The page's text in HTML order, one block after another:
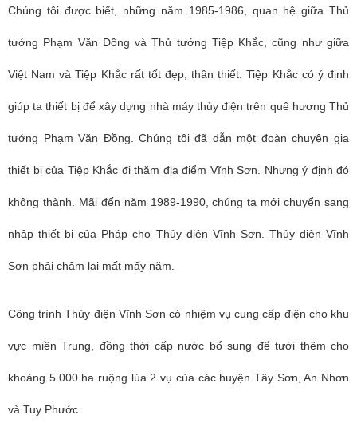
Chúng tôi được biết, những năm 1985-1986, quan hệ giữa Thủ
tướng Phạm Văn Đồng và Thủ tướng Tiệp Khắc, cũng như giữa
Việt Nam và Tiệp Khắc rất tốt đẹp, thân thiết. Tiệp Khắc có ý định
giúp ta thiết bị để xây dựng nhà máy thủy điện trên quê hương Thủ
tướng Phạm Văn Đồng. Chúng tôi đã dẫn một đoàn chuyên gia
thiết bị của Tiệp Khắc đi thăm địa điểm Vĩnh Sơn. Nhưng ý định đó
không thành. Mãi đến năm 1989-1990, chúng ta mới chuyển sang
nhập thiết bị của Pháp cho Thủy điện Vĩnh Sơn. Thủy điện Vĩnh
Sơn phải chậm lại mất mấy năm.
Công trình Thủy điện Vĩnh Sơn có nhiệm vụ cung cấp điện cho khu
vực miền Trung, đồng thời cấp nước bổ sung để tưới thêm cho
khoảng 5.000 ha ruộng lúa 2 vụ của các huyện Tây Sơn, An Nhơn
và Tuy Phước.